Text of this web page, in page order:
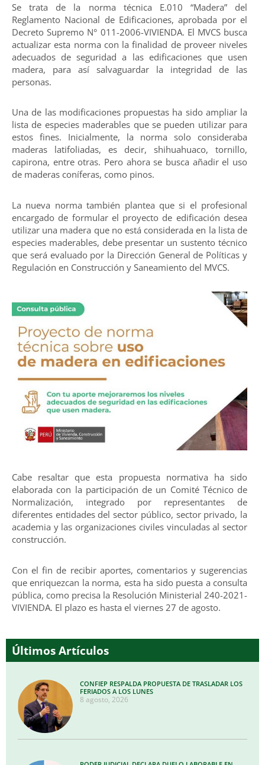
Se trata de la norma técnica E.010 “Madera” del
Reglamento Nacional de Edificaciones, aprobada por el
Decreto Supremo N° 011-2006-VIVIENDA. El MVCS busca
actualizar esta norma con la finalidad de proveer niveles
adecuados de seguridad a las edificaciones que usen
madera, para así salvaguardar la integridad de las
personas.
Una de las modificaciones propuestas ha sido ampliar la
lista de especies maderables que se pueden utilizar para
estos fines. Inicialmente, la norma solo consideraba
maderas latifoliadas, es decir, shihuahuaco, tornillo,
capirona, entre otras. Pero ahora se busca añadir el uso
de maderas coníferas, como pinos.
La nueva norma también plantea que si el profesional
encargado de formular el proyecto de edificación desea
utilizar una madera que no está considerada en la lista de
especies maderables, debe presentar un sustento técnico
que será evaluado por la Dirección General de Políticas y
Regulación en Construcción y Saneamiento del MVCS.
Cabe resaltar que esta propuesta normativa ha sido
elaborada con la participación de un Comité Técnico de
Normalización, integrado por representantes de
diferentes entidades del sector público, sector privado, la
academia y las organizaciones civiles vinculadas al sector
construcción.
Con el fin de recibir aportes, comentarios y sugerencias
que enriquezcan la norma, esta ha sido puesta a consulta
pública, como precisa la Resolución Ministerial 240-2021-
VIVIENDA. El plazo es hasta el viernes 27 de agosto.
Últimos Artículos
CONFIEP RESPALDA PROPUESTA DE TRASLADAR LOS
FERIADOS A LOS LUNES
8 agosto, 2026